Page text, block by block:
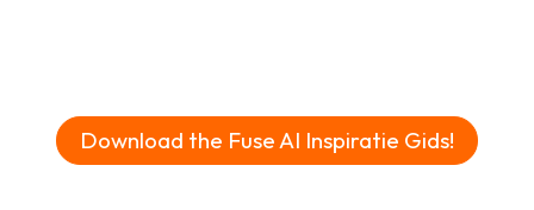
Download the Fuse AI Inspiratie Gids!